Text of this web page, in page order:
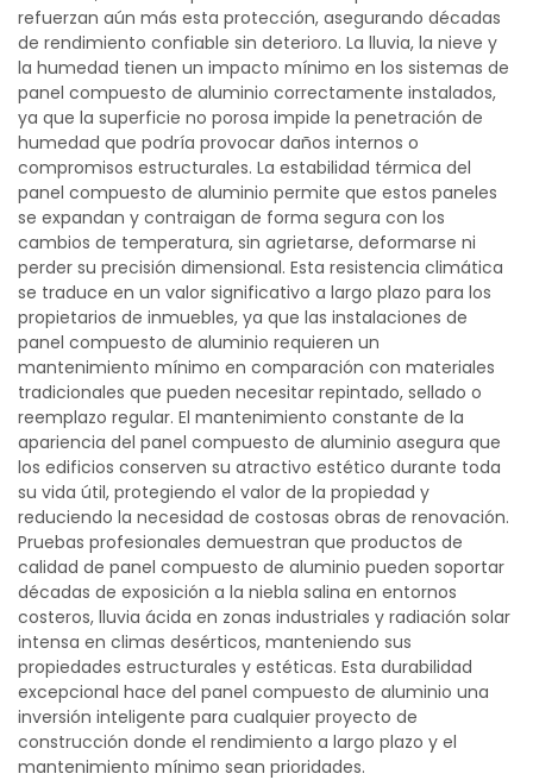
refuerzan aún más esta protección, asegurando décadas
de rendimiento confiable sin deterioro. La lluvia, la nieve y
la humedad tienen un impacto mínimo en los sistemas de
panel compuesto de aluminio correctamente instalados,
ya que la superficie no porosa impide la penetración de
humedad que podría provocar daños internos o
compromisos estructurales. La estabilidad térmica del
panel compuesto de aluminio permite que estos paneles
se expandan y contraigan de forma segura con los
cambios de temperatura, sin agrietarse, deformarse ni
perder su precisión dimensional. Esta resistencia climática
se traduce en un valor significativo a largo plazo para los
propietarios de inmuebles, ya que las instalaciones de
panel compuesto de aluminio requieren un
mantenimiento mínimo en comparación con materiales
tradicionales que pueden necesitar repintado, sellado o
reemplazo regular. El mantenimiento constante de la
apariencia del panel compuesto de aluminio asegura que
los edificios conserven su atractivo estético durante toda
su vida útil, protegiendo el valor de la propiedad y
reduciendo la necesidad de costosas obras de renovación.
Pruebas profesionales demuestran que productos de
calidad de panel compuesto de aluminio pueden soportar
décadas de exposición a la niebla salina en entornos
costeros, lluvia ácida en zonas industriales y radiación solar
intensa en climas desérticos, manteniendo sus
propiedades estructurales y estéticas. Esta durabilidad
excepcional hace del panel compuesto de aluminio una
inversión inteligente para cualquier proyecto de
construcción donde el rendimiento a largo plazo y el
mantenimiento mínimo sean prioridades.